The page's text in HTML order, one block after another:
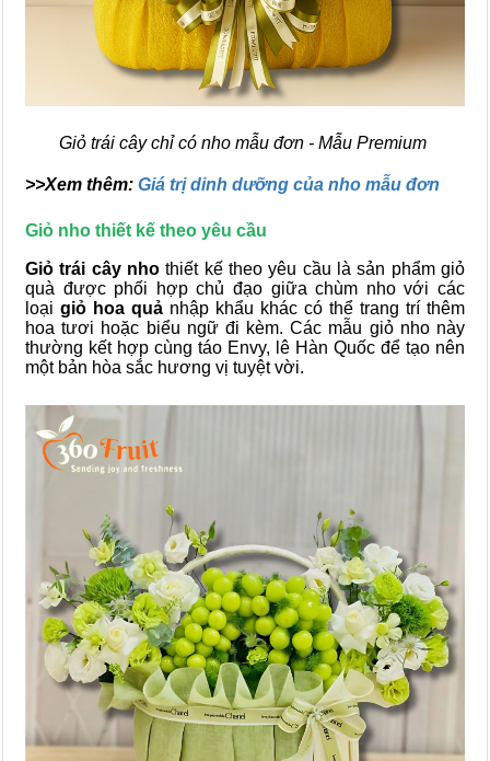
Giỏ trái cây chỉ có nho mẫu đơn - Mẫu Premium
>>Xem thêm: Giá trị dinh dưỡng của nho mẫu đơn
Giỏ nho thiết kế theo yêu cầu
Giỏ trái cây nho thiết kế theo yêu cầu là sản phẩm giỏ
quà được phối hợp chủ đạo giữa chùm nho với các
loại giỏ hoa quả nhập khẩu khác có thể trang trí thêm
hoa tươi hoặc biểu ngữ đi kèm. Các mẫu giỏ nho này
thường kết hợp cùng táo Envy, lê Hàn Quốc để tạo nên
một bản hòa sắc hương vị tuyệt vời.